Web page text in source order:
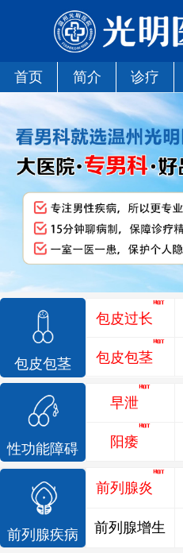
首页 简介 诊疗
包皮包茎
包皮过长
包皮包茎
性功能障碍
早泄
阳痿
前列腺疾病
前列腺炎
前列腺增生